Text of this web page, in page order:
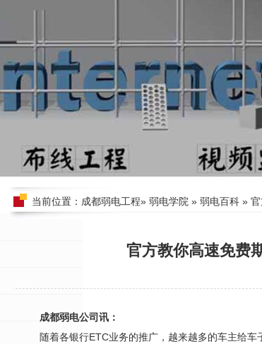
当前位置： 成都弱电工程» 弱电学院 » 弱电百科 »
官方教你高速免费
成都弱电公司讯：
随着各银行ETC业务的推广，越来越多的车主给